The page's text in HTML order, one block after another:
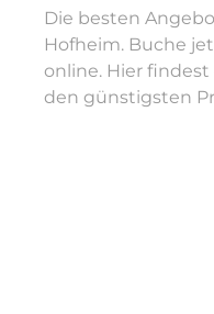
Die besten
Hofheim. Buche
online. Hier
den günstigsten